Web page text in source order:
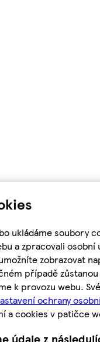
ukládáme soubory
a zpracovali osobní
zobrazovat
případě
k provozu webu. Své
ochrany
a cookies v patičce